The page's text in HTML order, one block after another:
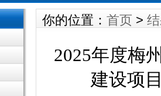
你的位置： 首页 >
2025年度梅
建设项